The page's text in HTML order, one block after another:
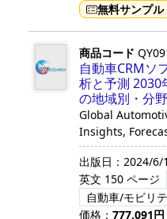
無料サンプル
商品コード
自動車CRMソ
析と予測 2030
の地域別・分
Global
Insights,
出版日： 2024/6/
英文 150 ページ
自動車/モビリ
価格： 777,091円